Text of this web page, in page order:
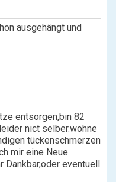
ausgehängt und
entsorgen,bin 82
nict selber.wohne
tückenschmerzen
mir eine Neue
Dankbar,oder eventuell